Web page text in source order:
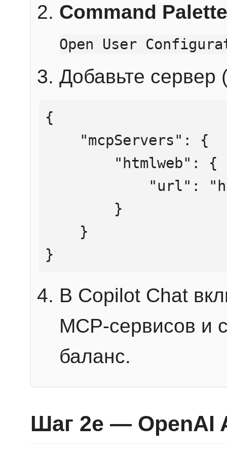
Command Palette
Open User
Добавьте сервер
{
}
В Copilot Chat
MCP-сервисов и
баланс.
Шаг 2e — OpenAI